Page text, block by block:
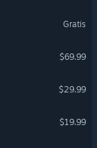
Gratis
$69.99
$29.99
$19.99